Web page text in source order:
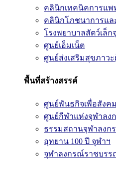
คลินิกเทคนิคการแพ
คลินิกโภชนาการแล
โรงพยาบาลสัตว์เล็ก
ศูนย์เอ็มเน็ต
ศูนย์ส่งเสริมสุขภาวะ
พื้นที่สร้างสรรค์
ศูนย์พันธกิจเพื่อสังคม
ศูนย์กีฬาแห่งจุฬาลง
ธรรมสถานจุฬาลงก
อุทยาน 100 ปี จุฬาฯ
จุฬาลงกรณ์ราชบรร